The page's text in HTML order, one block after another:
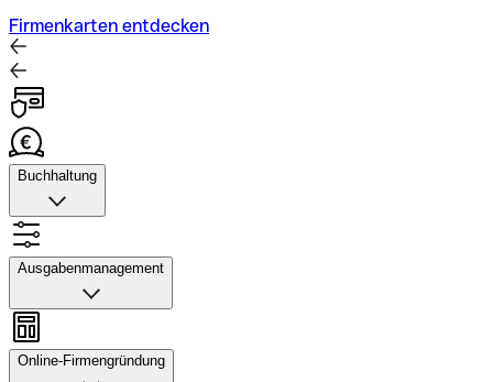
Firmenkarten entdecken
Buchhaltung
Buchhaltung
Scannen Sie Belege und laden Sie sie in Qonto hoch.
Rechnungsabläufe können Sie automatisieren und mit
dem Buchhaltungstool schneller abstimmen.
Konto mit Buchhaltung entdecken
Ausgabenmanagement
Ausgabenmanagement
Genehmigungen einrichten, Ausgaben verfolgen, Budgets
Online-Firmengründung